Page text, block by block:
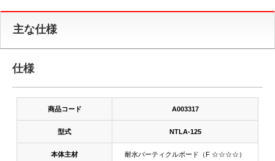
主な仕様
仕様
商品コード A003317
型式 NTLA-125
本体主材 耐水パーティクルボード（F ☆☆☆☆）